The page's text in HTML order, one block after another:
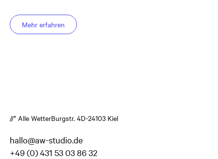
Mehr erfahren
//* Alle WetterBurgstr. 4D-24103 Kiel
hallo@aw-studio.de
+49 (0) 431 53 03 86 32